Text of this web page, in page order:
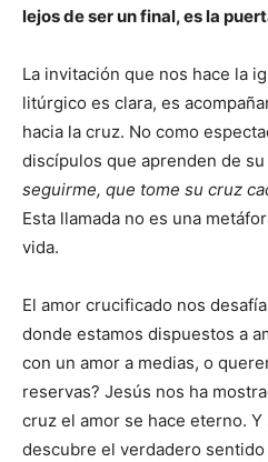
lejos de ser un final, es la
La invitación que nos hace la
litúrgico es clara, es
hacia la cruz. No como
discípulos que aprenden de su
seguirme, que tome su cruz
Esta llamada no es una
vida.
El amor crucificado nos
donde estamos dispuestos a
con un amor a medias, o
reservas? Jesús nos ha
cruz el amor se hace eterno. Y
descubre el verdadero sentido